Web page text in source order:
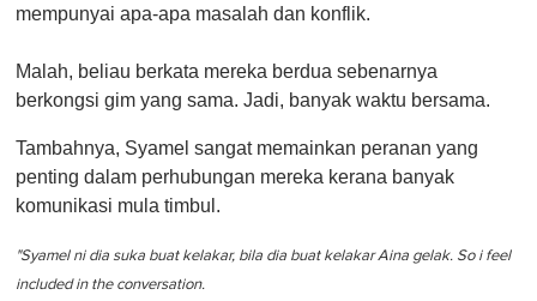
mempunyai apa-apa masalah dan konflik.
Malah, beliau berkata mereka berdua sebenarnya
berkongsi gim yang sama. Jadi, banyak waktu bersama.
Tambahnya, Syamel sangat memainkan peranan yang
penting dalam perhubungan mereka kerana banyak
komunikasi mula timbul.
"Syamel ni dia suka buat kelakar, bila dia buat kelakar Aina gelak. So i feel
included in the conversation.